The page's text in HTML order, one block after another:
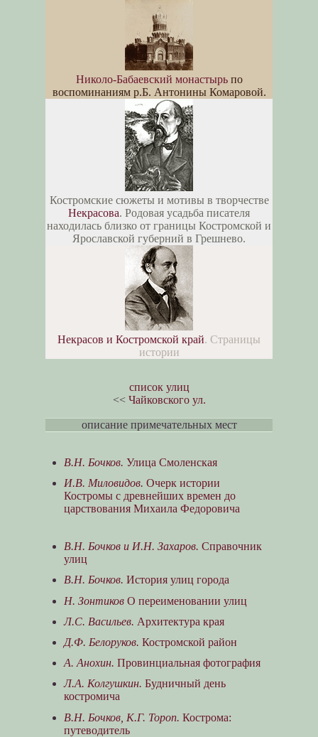
Николо-Бабаевский монастырьпо
воспоминаниям р.Б. Антонины Комаровой.
Костромские сюжеты и мотивы в творчестве
Некрасова. Родовая усадьба писателя
находилась близко от границы Костромской и
Ярославской губерний в Грешнево.
Некрасов и Костромской край. Страницы
истории
список улиц
<< Чайковского ул.
описание примечательных мест
В.Н. Бочков. Улица Смоленская
И.В. Миловидов. Очерк истории
Костромы с древнейших времен до
царствования Михаила Федоровича
В.Н. Бочков и И.Н. Захаров. Справочник
улиц
В.Н. Бочков. История улиц города
Н. ЗонтиковО переименовании улиц
Л.С. Васильев. Архитектура края
Д.Ф. Белоруков. Костромской район
А. Анохин. Провинциальная фотография
Л.А. Колгушкин. Будничный день
костромича
В.Н. Бочков, К.Г. Тороп. Кострома:
путеводитель